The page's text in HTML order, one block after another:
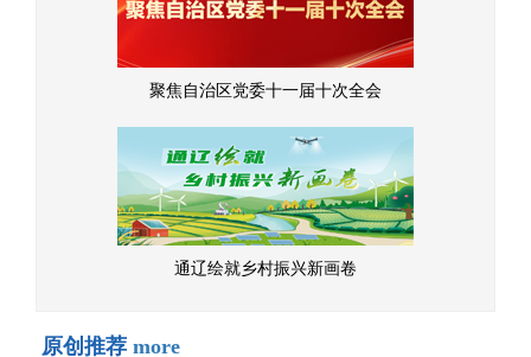
聚焦自治区党委十一届十次全会
通辽绘就乡村振兴新画卷
原创推荐 more